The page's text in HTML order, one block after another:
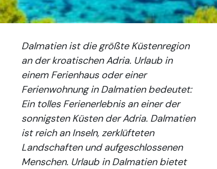
Dalmatien ist die größte Küstenregion
an der kroatischen Adria. Urlaub in
einem Ferienhaus oder einer
Ferienwohnung in Dalmatien bedeutet:
Ein tolles Ferienerlebnis an einer der
sonnigsten Küsten der Adria. Dalmatien
ist reich an Inseln, zerklüfteten
Landschaften und aufgeschlossenen
Menschen. Urlaub in Dalmatien bietet